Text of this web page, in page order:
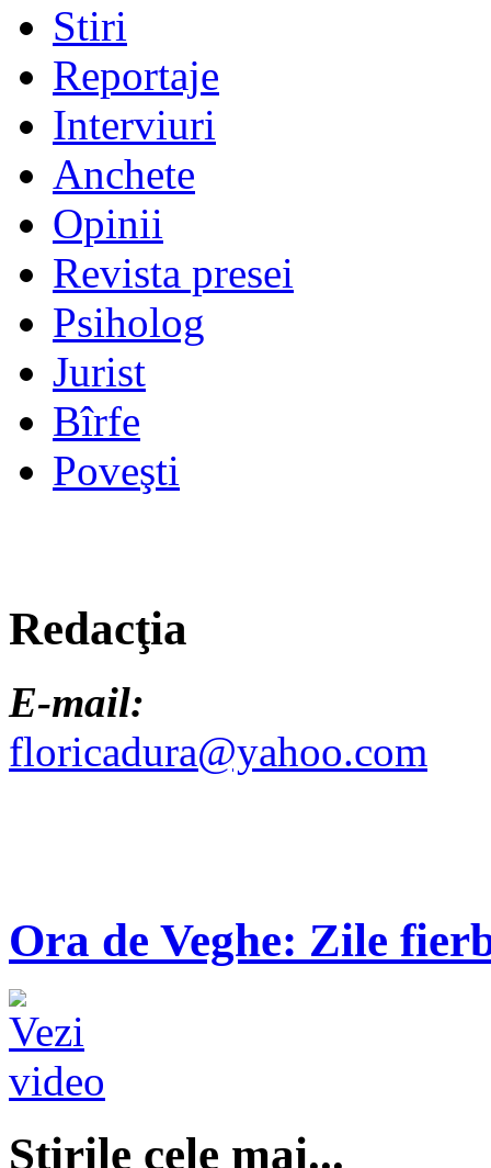
Stiri
Reportaje
Interviuri
Anchete
Opinii
Revista presei
Psiholog
Jurist
Bîrfe
Poveşti
Redacţia
E-mail:
floricadura@yahoo.com
Ora de Veghe: Zile
Ştirile cele mai...